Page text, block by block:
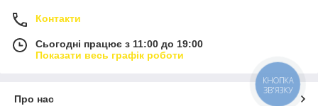
Контакти
Сьогодні працює з 11:00 до 19:00
Показати весь графік роботи
Про нас
КНОПКА
ЗВ'ЯЗКУ